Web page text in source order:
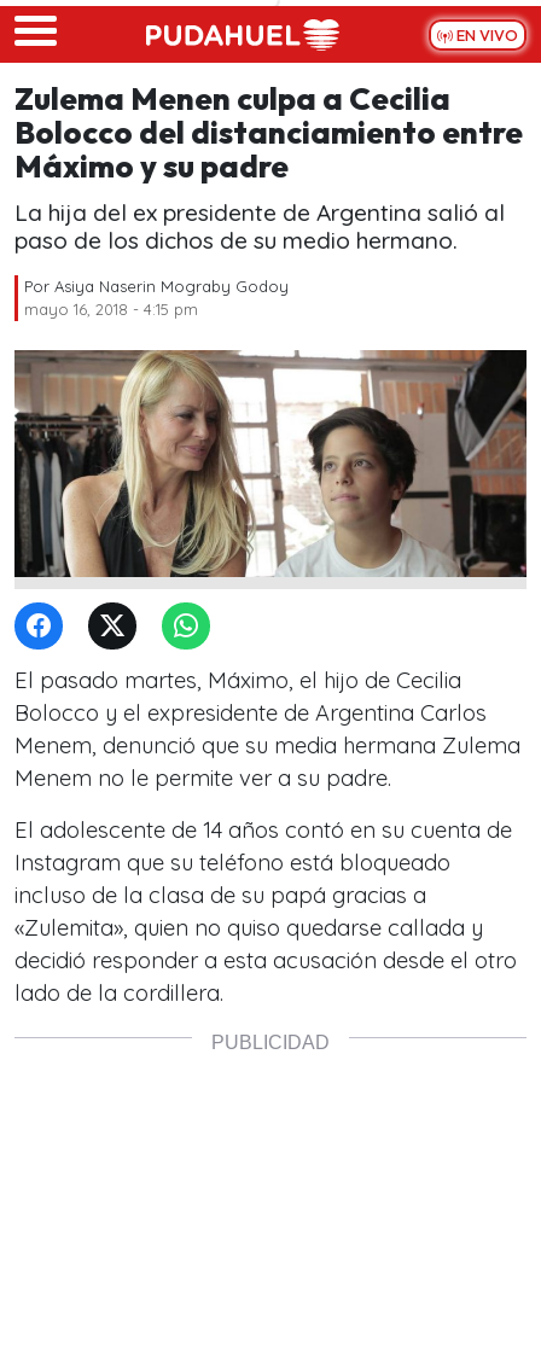
Skip to main content
EN VIVO
Zulema Menen culpa a Cecilia
Bolocco del distanciamiento entre
Máximo y su padre
La hija del ex presidente de Argentina salió al
paso de los dichos de su medio hermano.
Por Asiya Naserin Mograby Godoy
mayo 16, 2018 - 4:15 pm
El pasado martes, Máximo, el hijo de Cecilia
Bolocco y el expresidente de Argentina Carlos
Menem, denunció que su media hermana Zulema
Menem no le permite ver a su padre.
El adolescente de 14 años contó en su cuenta de
Instagram que su teléfono está bloqueado
incluso de la clasa de su papá gracias a
«Zulemita», quien no quiso quedarse callada y
decidió responder a esta acusación desde el otro
lado de la cordillera.